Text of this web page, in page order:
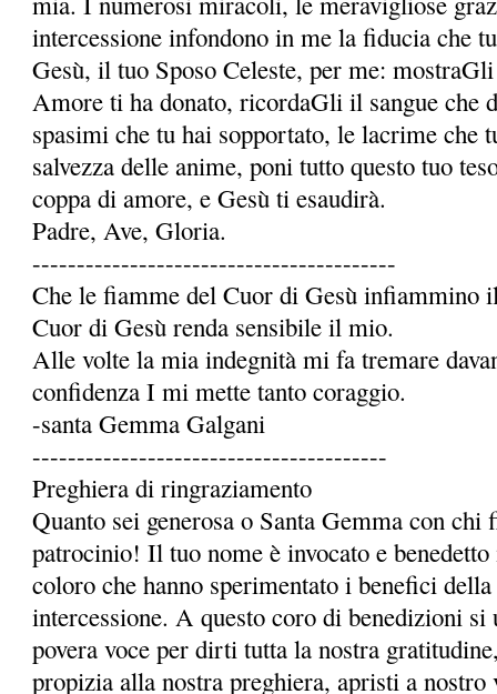
intercessione infondono in me la fidu­cia che
Gesù, il tuo Sposo Celeste, per me:
Amore ti ha donato, ricordaGli il sangue che
spasimi che tu hai sopportato, le lacrime che
salvezza delle anime, poni tutto questo tuo
coppa di amore, e Gesù ti esaudirà.
Padre, Ave, Gloria.
-----------------------------------------
Che le fiamme del Cuor di Gesù infiammino
Cuor di Gesù renda sensibile il mio.
Alle volte la mia indegnità mi fa tremare
confidenza I mi mette tanto coraggio.
-santa Gemma Galgani
----------------------------------------
Preghiera di ringraziamento
Quanto sei generosa o Santa Gemma con
patrocinio! Il tuo nome è invocato e
coloro che hanno sperimentato i benefici
intercessione. A questo coro di benedizioni si
povera voce per dirti tutta la nostra
propizia alla nostra preghiera, apristi a nostro